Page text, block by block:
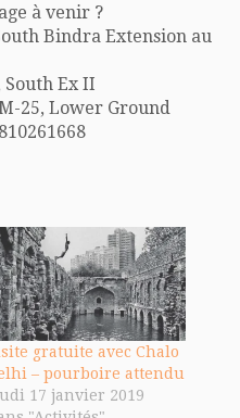
à venir ?
Bindra Extension au
South Ex II
25, Lower Ground
gratuite avec Chalo
– pourboire attendu
17 janvier 2019